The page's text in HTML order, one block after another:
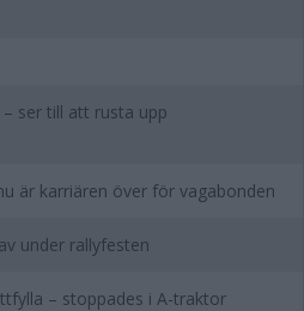
ser till att rusta upp
är karriären över för vagabonden
under rallyfesten
– stoppades i A-traktor